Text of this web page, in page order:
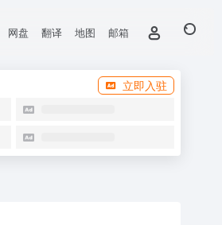
网盘 翻译 地图 邮箱
立即入驻